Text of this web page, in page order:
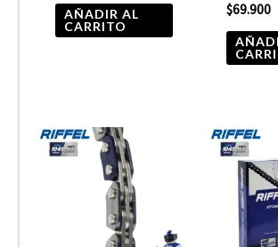
AÑADIR AL
CARRITO
$69.900